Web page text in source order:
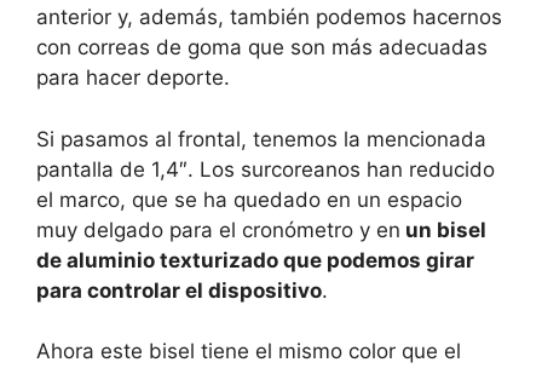
anterior y, además, también podemos hacernos
con correas de goma que son más adecuadas
para hacer deporte.
Si pasamos al frontal, tenemos la mencionada
pantalla de 1,4″. Los surcoreanos han reducido
el marco, que se ha quedado en un espacio
muy delgado para el cronómetro y en un bisel
de aluminio texturizado que podemos girar
para controlar el dispositivo.
Ahora este bisel tiene el mismo color que el